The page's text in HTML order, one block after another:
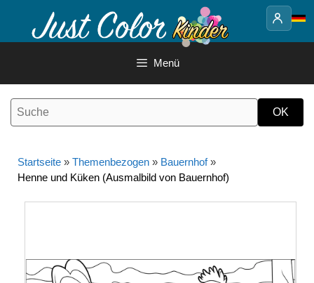
Inhalt
Menü
Startseite » Themenbezogen » Bauernhof»
Henne und Küken (Ausmalbild von Bauernhof)